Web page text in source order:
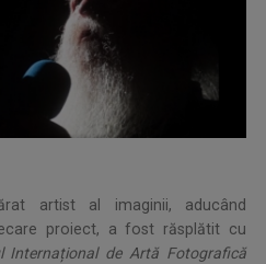
artist al imaginii, aducând
proiect, a fost răsplătit cu
Internațional de Artă Fotografică